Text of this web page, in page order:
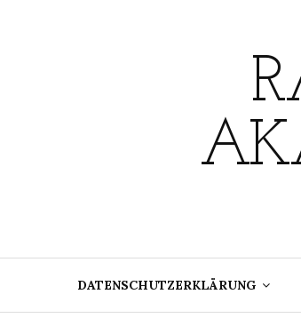
DATENSCHUTZERKLÄRUNG